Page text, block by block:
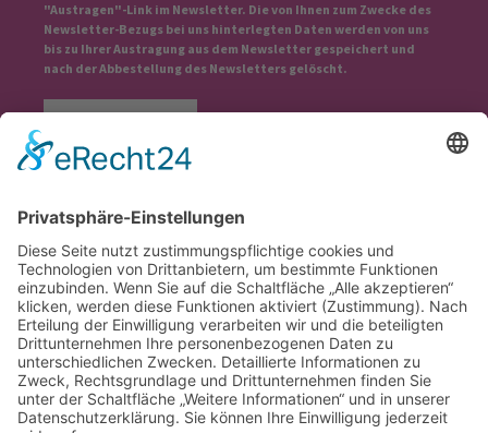
"Austragen"-Link im Newsletter. Die von Ihnen zum Zwecke des
Newsletter-Bezugs bei uns hinterlegten Daten werden von uns
bis zu Ihrer Austragung aus dem Newsletter gespeichert und
nach der Abbestellung des Newsletters gelöscht.
Wir benötigen Ihre Zustimmung, um
den Google Maps-Service zu laden!
Wir verwenden einen Service eines
Drittanbieters, um Karteninhalte einzubetten.
Dieser Service kann Daten zu Ihren Aktivitäten
sammeln. Bitte lesen Sie die Details durch und
stimmen Sie der Nutzung des Service zu, um
diese Karte anzuzeigen.